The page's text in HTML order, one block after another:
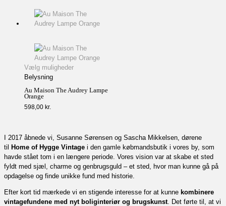
Vælg muligheder
Belysning
Au Maison The Audrey Lampe
Orange
598,00 kr.
I 2017 åbnede vi, Susanne Sørensen og Sascha Mikkelsen, dørene
til
Home of Hygge Vintage i den gamle købmandsbutik i vores by, som
havde stået tom i en længere periode. Vores vision var at skabe et sted
fyldt med sjæl, charme og genbrugsguld – et sted, hvor man kunne gå på
opdagelse og finde unikke fund med historie.
Efter kort tid mærkede vi en stigende interesse for at kunne kombinere
vintagefundene med nyt boliginteriør og brugskunst . Det førte til, at vi